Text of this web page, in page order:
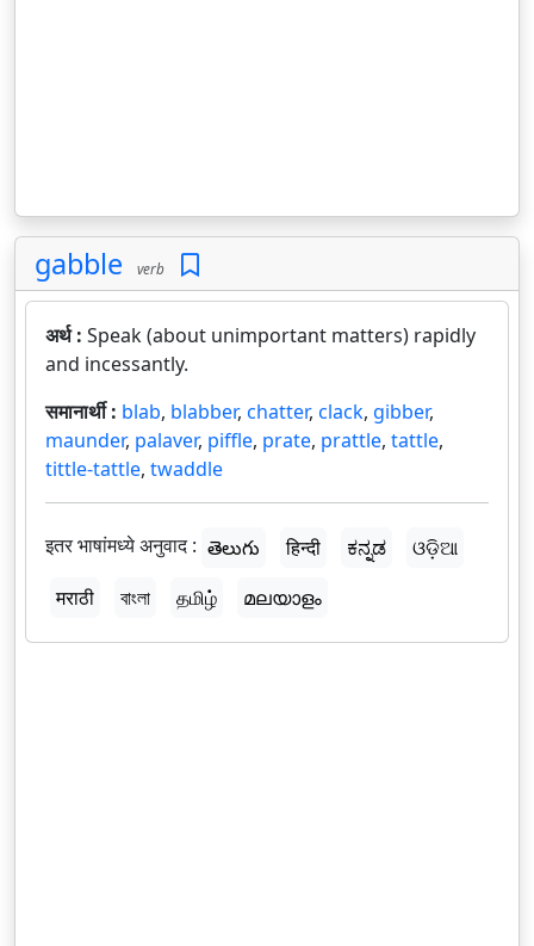
gabble verb
अर्थ : Speak (about unimportant matters) rapidly
and incessantly.
समानार्थी : blab, blabber, chatter, clack, gibber,
maunder, palaver, piffle, prate, prattle, tattle,
tittle-tattle, twaddle
इतर भाषांमध्ये अनुवाद : తెలుగు हिन्दी ಕನ್ನಡ
ଓଡ଼ିଆ
मराठी
বাংলা தமிழ் മലയാളം